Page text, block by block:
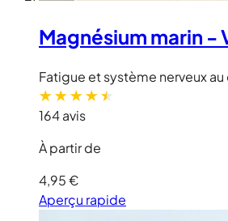
Magnésium marin -
Fatigue et système nerveux
164 avis
À partir de
4,95 €
Aperçu rapide